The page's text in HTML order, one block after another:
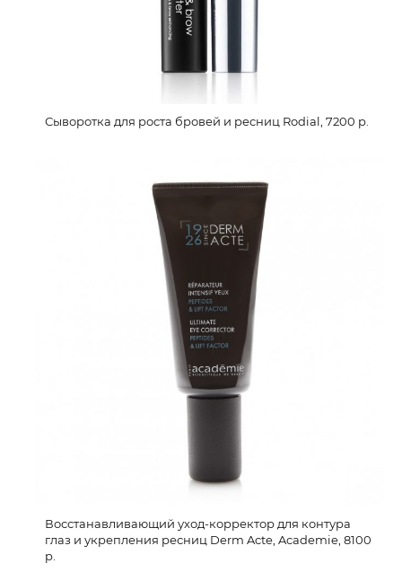
Сыворотка для роста бровей и ресниц Rodial, 7200 р.
Восстанавливающий уход-корректор для контура
глаз и укрепления ресниц Derm Acte, Academie, 8100
р.